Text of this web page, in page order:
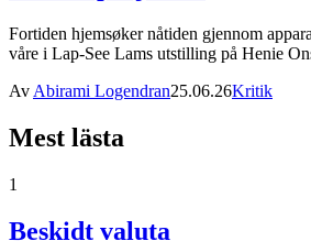
Fortiden hjemsøker nåtiden gjennom
våre i Lap-See Lams utstilling på Henie
Av Abirami Logendran25.06.26Kritik
Mest lästa
1
Beskidt valuta